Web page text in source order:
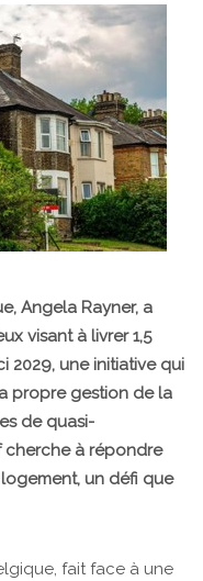
Angela Rayner, a
visant à livrer 1,5
2029, une initiative qui
propre gestion de la
de quasi-
cherche à répondre
un défi que
fait face à une